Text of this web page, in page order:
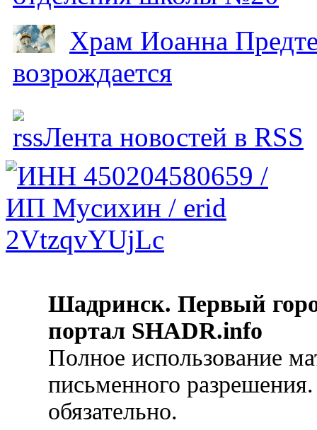
Храм Иоанна
возрождается
Лента новостей в RSS
Шадринск. Первый
портал SHADR.info
Полное использование
письменного
обязательно.